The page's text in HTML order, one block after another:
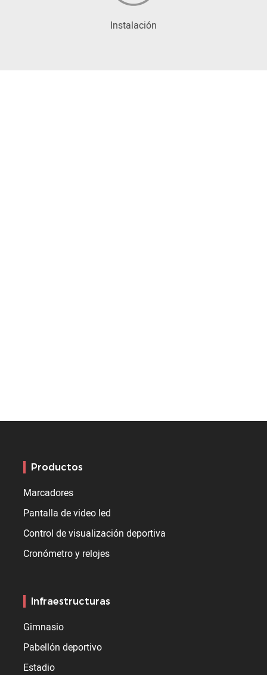
Instalación
Productos
Marcadores
Pantalla de video led
Control de visualización deportiva
Cronómetro y relojes
Infraestructuras
Gimnasio
Pabellón deportivo
Estadio